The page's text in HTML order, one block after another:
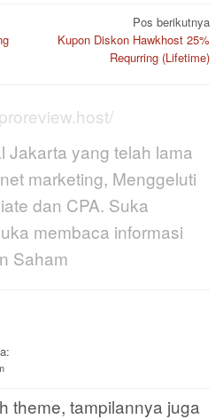
Pos berikutnya
Kupon Diskon Hawkhost 25%
Requrring (Lifetime)
Jakarta yang telah lama
marketing, Menggeluti
dan CPA. Suka
membaca informasi
Saham
theme, tampilannya juga